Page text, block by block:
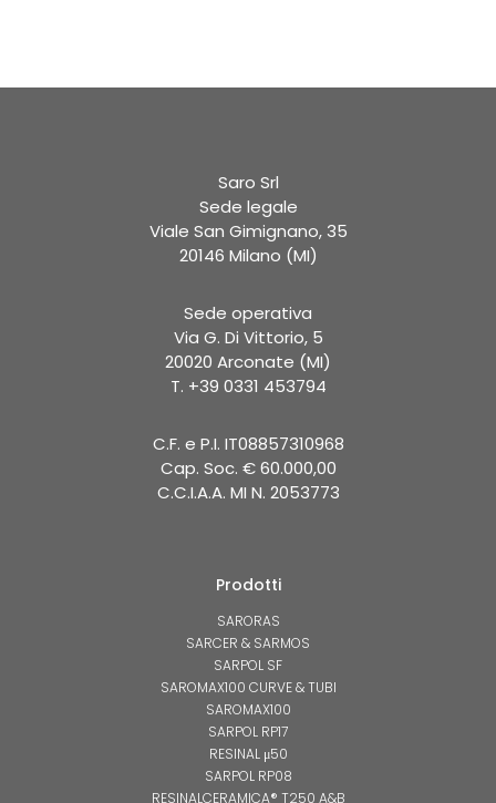
Saro Srl
Sede legale
Viale San Gimignano, 35
20146 Milano (MI)
Sede operativa
Via G. Di Vittorio, 5
20020 Arconate (MI)
T. +39 0331 453794
C.F. e P.I. IT08857310968
Cap. Soc. € 60.000,00
C.C.I.A.A. MI N. 2053773
Prodotti
SARORAS
SARCER & SARMOS
SARPOL SF
SAROMAX100 CURVE & TUBI
SAROMAX100
SARPOL RP17
RESINAL μ50
SARPOL RP08
RESINALCERAMICA® T250 A&B